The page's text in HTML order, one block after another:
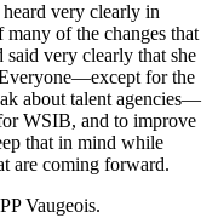
very clearly in
of the changes that
very clearly that she
for the
about talent agencies—
WSIB, and to improve
that in mind while
are coming forward.
Vaugeois.